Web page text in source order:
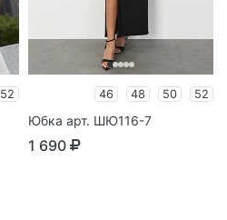
52 46 48 50 52
Юбка арт. ШЮ116-7
1 690